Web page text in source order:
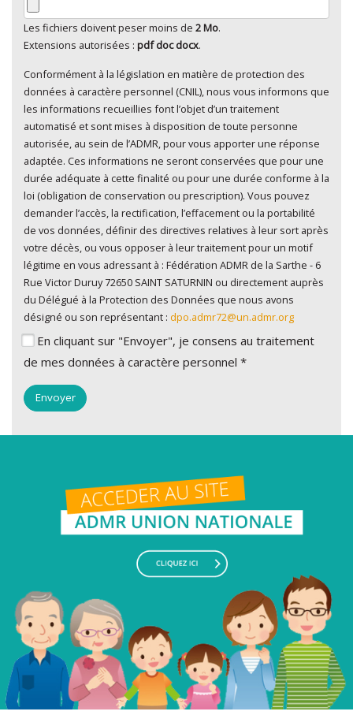
Les fichiers doivent peser moins de 2 Mo.
Extensions autorisées : pdf doc docx.
En cliquant sur "Envoyer", je consens au traitement de
mes données à caractère personnel*
Conformément à la législation en matière de protection des
données à caractère personnel (CNIL), nous vous informons que
les informations recueillies font l’objet d’un traitement
automatisé et sont mises à disposition de toute personne
autorisée, au sein de l’ADMR, pour vous apporter une réponse
adaptée. Ces informations ne seront conservées que pour une
durée adéquate à cette finalité ou pour une durée conforme à la
loi (obligation de conservation ou prescription). Vous pouvez
demander l’accès, la rectification, l’effacement ou la portabilité
de vos données, définir des directives relatives à leur sort après
votre décès, ou vous opposer à leur traitement pour un motif
légitime en vous adressant à : Fédération ADMR de la Sarthe - 6
Rue Victor Duruy 72650 SAINT SATURNIN ou directement auprès
du Délégué à la Protection des Données que nous avons
désigné ou son représentant : dpo.admr72@un.admr.org
En cliquant sur "Envoyer", je consens au traitement
de mes données à caractère personnel *